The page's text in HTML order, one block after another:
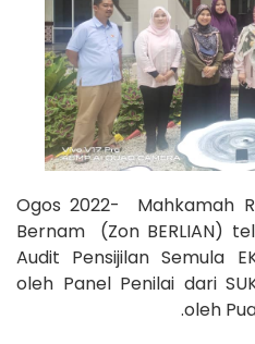
23 Ogos 2022- Mahkamah
Bernam (Zon BERLIAN)
Audit Pensijilan Semula
oleh Panel Penilai dari
oleh